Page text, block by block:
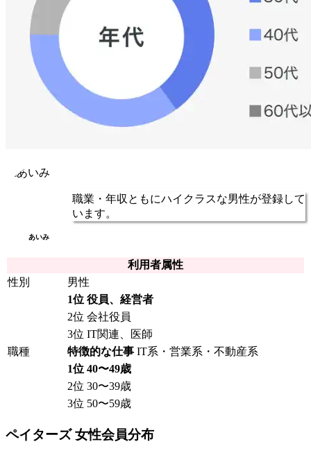
あいみ
職業・年収ともにハイクラスな男性が登録して
います。
利用者属性
性別
男性
職種
1位 役員、経営者
2位 会社役員
3位 IT関連、医師
特徴的な仕事 IT系・営業系・不動産系
1位 40〜49歳
2位 30〜39歳
3位 50〜59歳
ペイターズ 女性会員分布